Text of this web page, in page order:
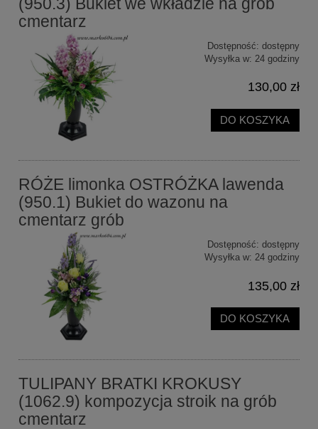
cmentarz
Dostępność: dostępny
Wysyłka w: 24 godziny
130,00 zł
DO KOSZYKA
RÓŻE limonka OSTRÓŻKA lawenda
(950.1) Bukiet do wazonu na
cmentarz grób
Dostępność: dostępny
Wysyłka w: 24 godziny
135,00 zł
DO KOSZYKA
TULIPANY BRATKI KROKUSY
(1062.9) kompozycja stroik na grób
cmentarz